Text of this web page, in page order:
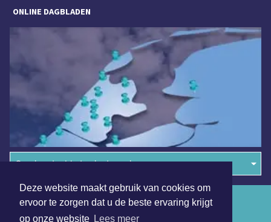
Deze website maakt gebruik van cookies om
ervoor te zorgen dat u de beste ervaring krijgt
op onze website Lees meer
ONLINE DAGBLADEN
Overige dagbladen in de regio
Algemene voorwaarden